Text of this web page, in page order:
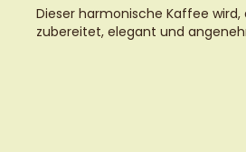
Dieser harmonische Kaffee wird,
zubereitet, elegant und